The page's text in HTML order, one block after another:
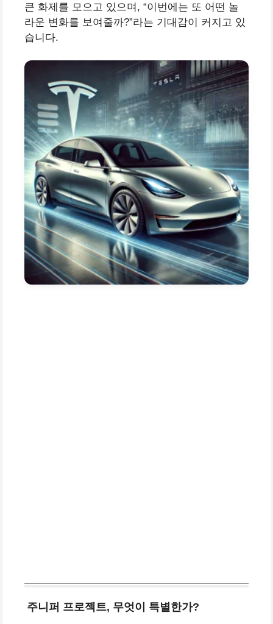
큰 화제를 모으고 있으며, “이번에는 또 어떤 놀
라운 변화를 보여줄까?”라는 기대감이 커지고 있
습니다.
주니퍼 프로젝트, 무엇이 특별한가?